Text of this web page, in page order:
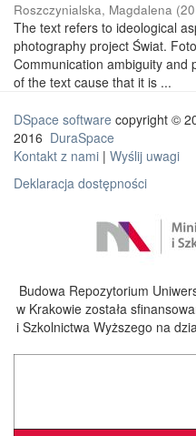
Roszczynialska, Magdalena (
The text refers to ideological
photography project Świat.
Communication ambiguity and
of the text cause that it is ...
DSpace software copyright ©
2016 DuraSpace
Kontakt z nami | Wyślij uwagi
Deklaracja dostępności
Budowa Repozytorium
w Krakowie została
i Szkolnictwa Wyższego na